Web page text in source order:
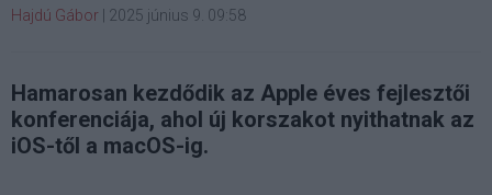
Hajdú Gábor 2025 június 9. 09:58
Hamarosan kezdődik az Apple éves fejlesztői
konferenciája, ahol új korszakot nyithatnak az
iOS-től a macOS-ig.